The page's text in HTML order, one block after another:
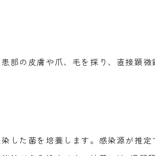
部の皮膚や爪、毛を採り、直接顕
した菌を培養します。感染源が推